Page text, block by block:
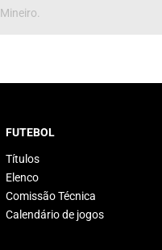
FUTEBOL
Títulos
Elenco
Comissão Técnica
Calendário de jogos